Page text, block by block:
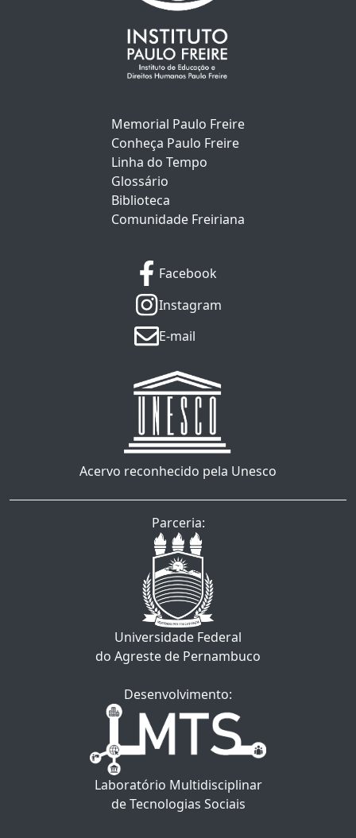
Memorial Paulo Freire
Conheça Paulo Freire
Linha do Tempo
Glossário
Biblioteca
Comunidade Freiriana
Facebook
Instagram
E-mail
Acervo reconhecido pela Unesco
Parceria:
Universidade Federal
do Agreste de Pernambuco
Desenvolvimento:
Laboratório Multidisciplinar
de Tecnologias Sociais